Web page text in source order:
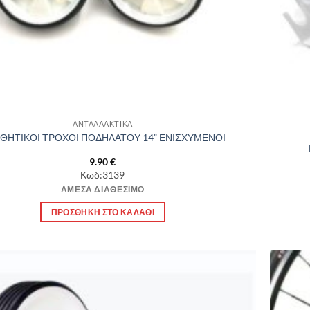
ΑΝΤΑΛΛΑΚΤΙΚΑ
ΤΡΟΧΟΙ ΠΟΔΗΛΑΤΟΥ 14” ΕΝΙΣΧΥΜΕΝΟΙ
9.90€
Κωδ:3139
ΆΜΕΣΑ ΔΙΑΘΈΣΙΜΟ
ΠΡΟΣΘΉΚΗ ΣΤΟ ΚΑΛΆΘΙ